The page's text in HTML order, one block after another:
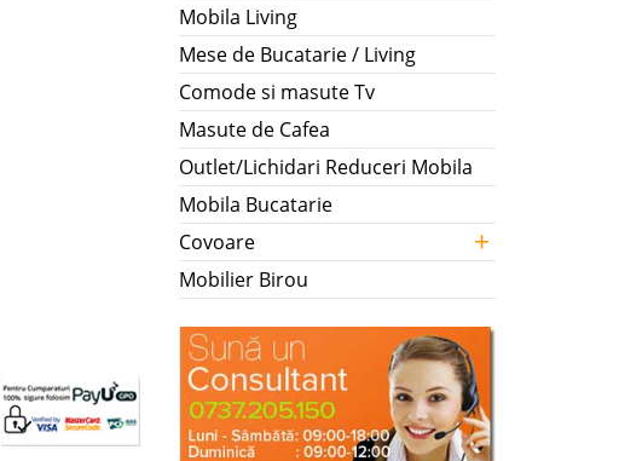
Mobila Living
Mese de Bucatarie / Living
Comode si masute Tv
Masute de Cafea
Outlet/Lichidari Reduceri Mobila
Mobila Bucatarie
Covoare
+
Mobilier Birou